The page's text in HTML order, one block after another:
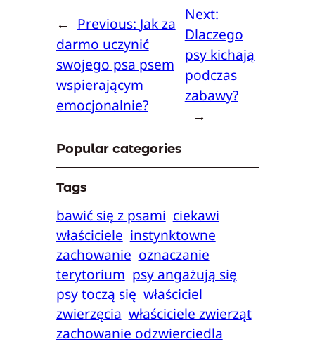
← Previous: Jak za
darmo uczynić
swojego psa psem
wspierającym
emocjonalnie?
Next:
Dlaczego
psy kichają
podczas
zabawy?
→
Popular categories
Tags
bawić się z psami ciekawi
właściciele instynktowne
zachowanie oznaczanie
terytorium psy angażują się
psy toczą się właściciel
zwierzęcia właściciele zwierząt
zachowanie odzwierciedla